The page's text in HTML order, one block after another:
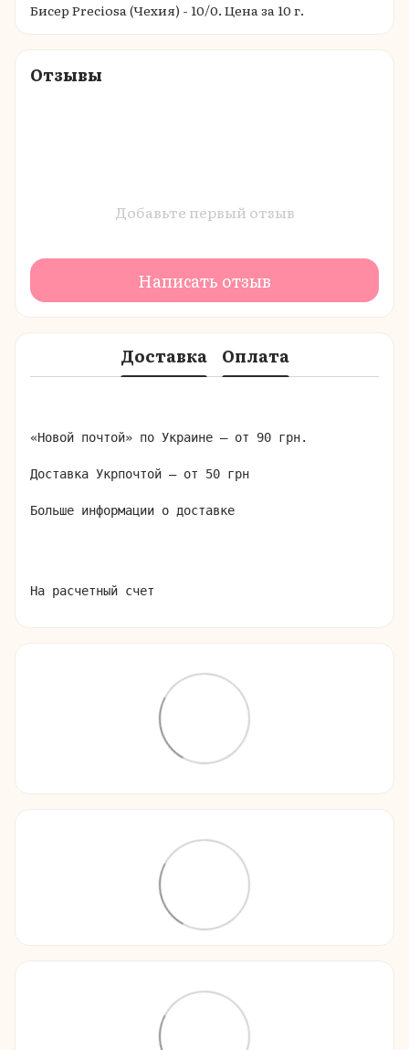
Бисер Preciosa (Чехия) - 10/0. Цена за 10 г.
Отзывы
Добавьте первый отзыв
Написать отзыв
Доставка Оплата
«Новой почтой» по Украине – от 90 грн.
Доставка Укрпочтой – от 50 грн
Больше информации о доставке
На расчетный счет